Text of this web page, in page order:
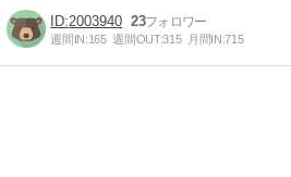
2003940 23
週間IN:165 週間OUT:315 月間IN:715